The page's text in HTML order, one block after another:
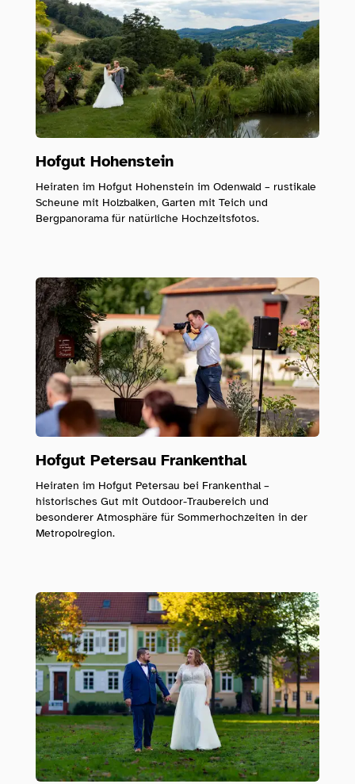
Hofgut Hohenstein
Heiraten im Hofgut Hohenstein im Odenwald – rustikale
Scheune mit Holzbalken, Garten mit Teich und
Bergpanorama für natürliche Hochzeitsfotos.
Hofgut Petersau Frankenthal
Heiraten im Hofgut Petersau bei Frankenthal –
historisches Gut mit Outdoor-Traubereich und
besonderer Atmosphäre für Sommerhochzeiten in der
Metropolregion.